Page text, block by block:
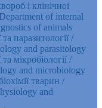
і клінічної
of internal
of animals
паразитології /
and parasitology
мікробіології /
and microbiology
тварин /
and